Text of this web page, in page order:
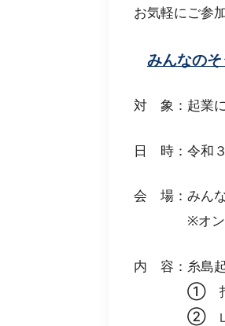
お気軽にご参
みんなの
対 象：起業
日 時：令和
会 場：みん
※オンラ
内 容：糸島
➀ 指方 千
② 山部 沙